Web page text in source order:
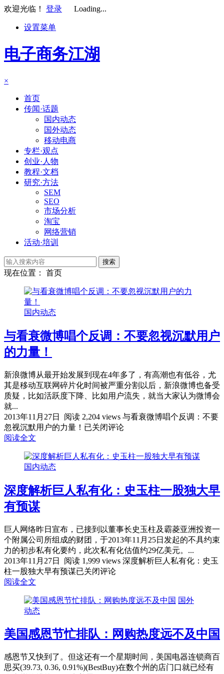
欢迎光临！ 登录 Loading...
设置菜单
电子商务江湖
×
首页
传闻·话题
国内动态
国外动态
移动电商
专栏·观点
创业·人物
教程·文档
研究·方法
SEM
SEO
市场分析
淘宝
网络营销
活动·培训
搜索
现在位置： 首页
国内动态
与看衰微博唱个反调：不要忽视沉默用户
的力量！
新浪微博从最开始发展到现在4年多了，有高潮也有低谷，尤
其是移动互联网碎片化时间被严重分割以后，新浪微博也备受
质疑，比如活跃度下降、比如用户流失，就当大家认为微博会
就...
2013年11月27日
阅读 2,204 views 与看衰微博唱个反调：不要
忽视沉默用户的力量！ 已关闭评论
阅读全文
国内动态
深度解析巨人私有化：史玉柱一股独大早
有预谋
巨人网络昨日宣布，已接到以董事长史玉柱及霸菱亚洲投资一
个附属公司所组成的财团，于2013年11月25日发起的不具约束
力的初步私有化要约，此次私有化估值约29亿美元。...
2013年11月27日
阅读 1,999 views 深度解析巨人私有化：史玉
柱一股独大早有预谋已关闭评论
阅读全文
国外
动态
美国感恩节忙排队：网购热度远不及中国
感恩节又快到了。但这还有一个星期时间，美国电器连锁商百
思买(39.73, 0.36, 0.91%)(BestBuy)在数个州的店门口就已经有